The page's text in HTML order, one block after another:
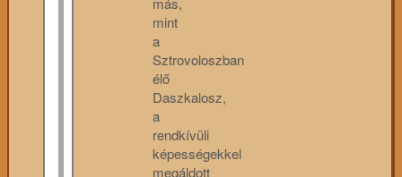
mint
a
Sztrovoloszban
élő
Daszkalosz,
a
rendkívüli
képességekkel
megáldott